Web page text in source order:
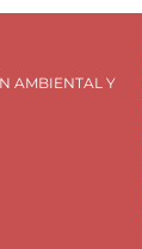
AMBIENTAL Y